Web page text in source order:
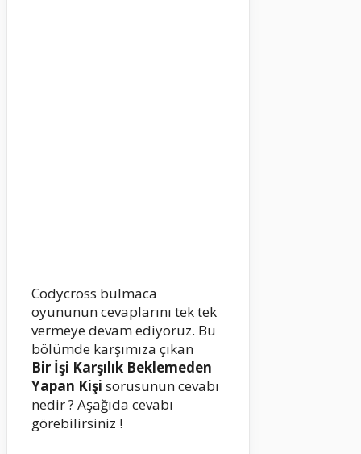
Codycross bulmaca
oyununun cevaplarını tek tek
vermeye devam ediyoruz. Bu
bölümde karşımıza çıkan
Bir İşi Karşılık Beklemeden
Yapan Kişi sorusunun cevabı
nedir ? Aşağıda cevabı
görebilirsiniz !